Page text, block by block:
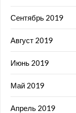
Сентябрь 2019
Август 2019
Июнь 2019
Май 2019
Апрель 2019